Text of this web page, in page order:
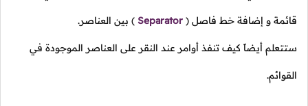
قائمة و إضافة خط فاصل (
Separator
) بين العناصر.
ستتعلم أيضاً كيف تنفذ أوامر عند النقر على العناصر الموجودة في
القوائم.